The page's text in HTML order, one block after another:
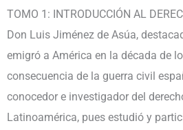
TOMO 1: INTRODUCCIÓN AL
Don Luis Jiménez de Asúa,
emigró a América en la década de
consecuencia de la guerra civil
conocedor e investigador del
Latinoamérica, pues estudió y